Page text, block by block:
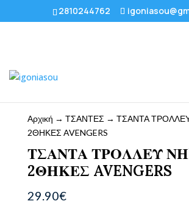
2810244762
Αρχική → ΤΣΑΝΤΕΣ → ΤΣΑΝΤΑ
2ΘΗΚΕΣ AVENGERS
ΤΣΑΝΤΑ ΤΡΟΛΛΕΥ
2ΘΗΚΕΣ AVENGERS
29.90€